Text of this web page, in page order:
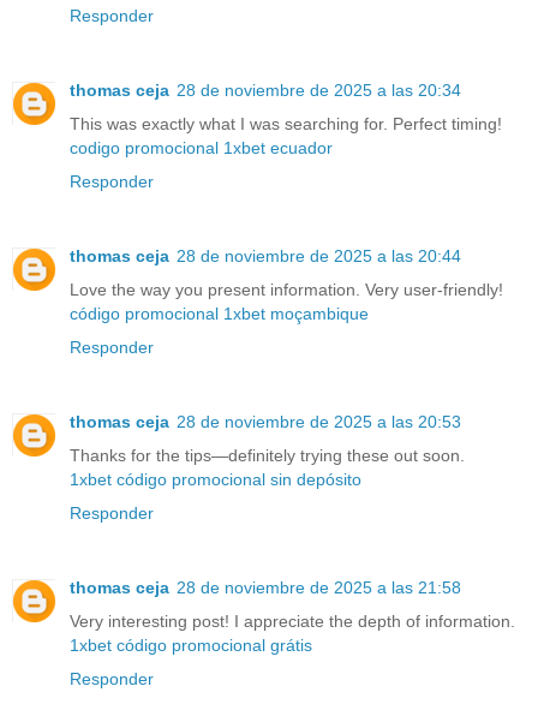
Responder
thomas ceja 28 de noviembre de 2025 a las 20:34
This was exactly what I was searching for. Perfect timing!
codigo promocional 1xbet ecuador
Responder
thomas ceja 28 de noviembre de 2025 a las 20:44
Love the way you present information. Very user-friendly!
código promocional 1xbet moçambique
Responder
thomas ceja 28 de noviembre de 2025 a las 20:53
Thanks for the tips—definitely trying these out soon.
1xbet código promocional sin depósito
Responder
thomas ceja 28 de noviembre de 2025 a las 21:58
Very interesting post! I appreciate the depth of information.
1xbet código promocional grátis
Responder